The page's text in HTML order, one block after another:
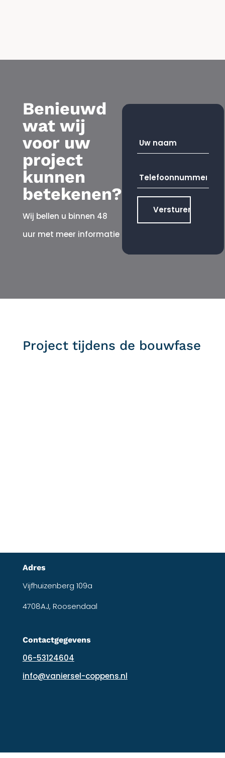
Benieuwd
wat wij
voor uw
project
kunnen
betekenen?
Wij bellen u binnen 48
uur met meer informatie
naam *
Project tijdens de bouwfase
Adres
Vijfhuizenberg 109a
4708AJ, Roosendaal
Contactgegevens
06-53124604
info@vaniersel-coppens.nl